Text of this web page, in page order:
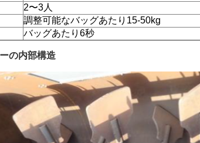
2〜3人
調整可能なバッグあたり15-50kg
バッグあたり6秒
の内部構造